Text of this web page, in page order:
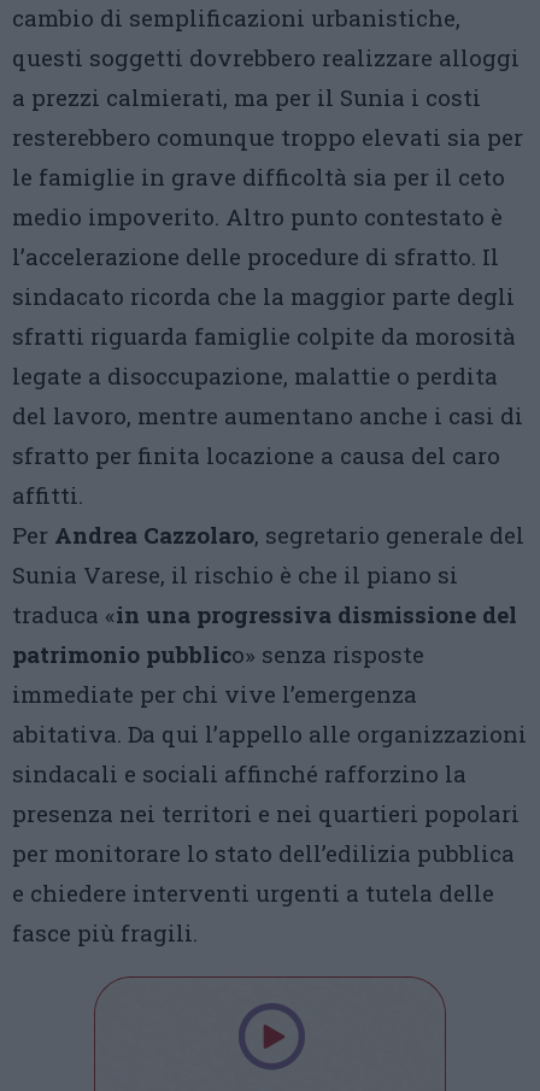
cambio di semplificazioni urbanistiche,
questi soggetti dovrebbero realizzare alloggi
a prezzi calmierati, ma per il Sunia i costi
resterebbero comunque troppo elevati sia per
le famiglie in grave difficoltà sia per il ceto
medio impoverito. Altro punto contestato è
l’accelerazione delle procedure di sfratto. Il
sindacato ricorda che la maggior parte degli
sfratti riguarda famiglie colpite da morosità
legate a disoccupazione, malattie o perdita
del lavoro, mentre aumentano anche i casi di
sfratto per finita locazione a causa del caro
affitti.
Per Andrea Cazzolaro, segretario generale del
Sunia Varese, il rischio è che il piano si
traduca «in una progressiva dismissione del
patrimonio pubblico» senza risposte
immediate per chi vive l’emergenza
abitativa. Da qui l’appello alle organizzazioni
sindacali e sociali affinché rafforzino la
presenza nei territori e nei quartieri popolari
per monitorare lo stato dell’edilizia pubblica
e chiedere interventi urgenti a tutela delle
fasce più fragili.